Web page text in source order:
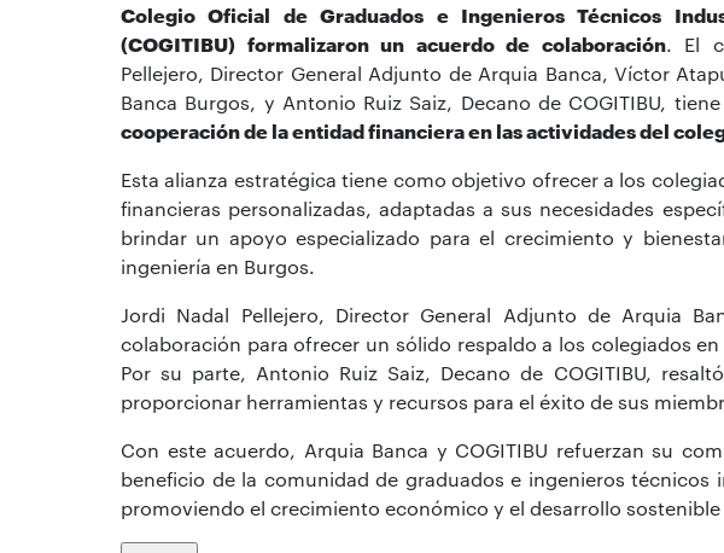
Colegio Oficial de Graduados e Ingenieros Técnicos
(COGITIBU) formalizaron un acuerdo de colaboración. El
Pellejero, Director General Adjunto de Arquia Banca, Víctor
Banca Burgos, y Antonio Ruiz Saiz, Decano de COGITIBU,
cooperación de la entidad financiera en las actividades del
Esta alianza estratégica tiene como objetivo ofrecer a los
financieras personalizadas, adaptadas a sus necesidades
brindar un apoyo especializado para el crecimiento y
ingeniería en Burgos.
Jordi Nadal Pellejero, Director General Adjunto de Arquia
colaboración para ofrecer un sólido respaldo a los colegiados
Por su parte, Antonio Ruiz Saiz, Decano de COGITIBU,
proporcionar herramientas y recursos para el éxito de sus
Con este acuerdo, Arquia Banca y COGITIBU refuerzan su
beneficio de la comunidad de graduados e ingenieros técnicos
promoviendo el crecimiento económico y el desarrollo sostenible